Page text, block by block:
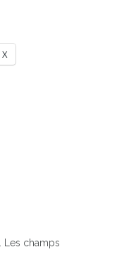
X
Les champs